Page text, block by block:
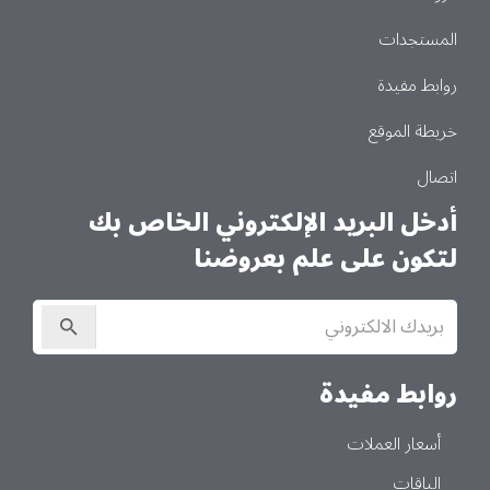
المستجدات
روابط مفيدة
خريطة الموقع
اتصال
أدخل البريد الإلكتروني الخاص بك
لتكون على علم بعروضنا
الاشتراك
في
النشرة
روابط مفيدة
أسعار العملات